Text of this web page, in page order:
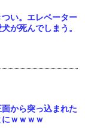
つい。エレベーター
が死んでしまう。
から突っ込まれた
ｗｗｗｗ